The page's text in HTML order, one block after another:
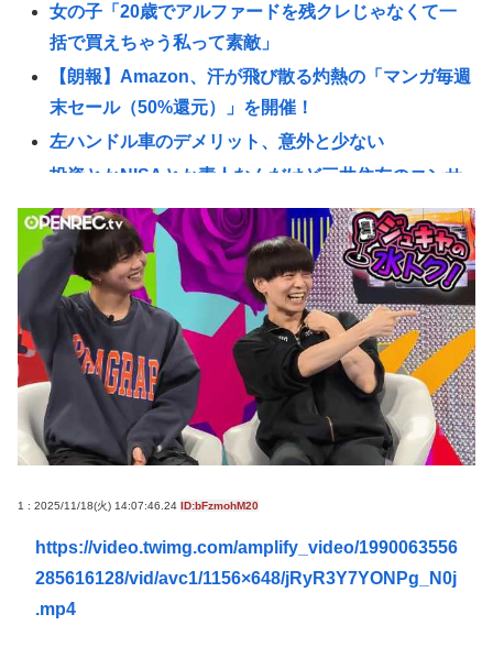
女の子「20歳でアルファードを残クレじゃなくて一
括で買えちゃう私って素敵」
【朗報】Amazon、汗が飛び散る灼熱の「マンガ毎週
末セール（50%還元）」を開催！
左ハンドル車のデメリット、意外と少ない
投資とかNISAとか素人なんだけど三井住友のコンサ
ルタントに相談した方がいいのか？
「ベトナム人5人が高齢女性救出」報道にSNS「ウ
ソ」投稿相次ぐ→名誉毀損となる可能性は？
「パプリカ」とかいうカルトアニメ映画やってるん
だけど見とくべき？
エリート医師が未成年の少女を酔わせて性的暴行疑
いで逮捕…「SNSで二刀流を自画自賛」の素顔
【画像】コミケのインタビュー、とんでもない逸材
が登場www 【Pickup07092041】
58歳芸人、高市早苗首相の熊本視察動画に「北朝鮮
【悲報】上沼恵美子ブチギレ「簡単にそうめん作れ
言うけど、そうめん作りて地獄なんよ」
1 : 2025/11/18(火) 14:07:46.24 ID:bFzmohM20
https://video.twimg.com/amplify_video/1990063556
285616128/vid/avc1/1156×648/jRyR3Y7YONPg_N0j
.mp4